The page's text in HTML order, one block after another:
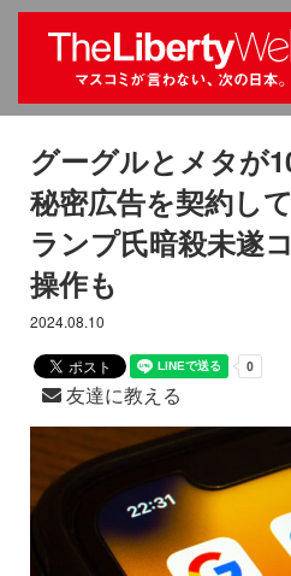
グーグルとメタが
秘密広告を契約し
ランプ氏暗殺未遂
操作も
2024.08.10
友達に教える